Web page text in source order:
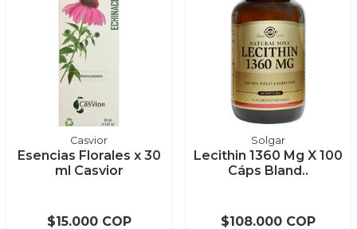
Casvior
Esencias Florales x 30
ml Casvior
$15.000 COP
Solgar
Lecithin 1360 Mg X 100
Cáps Bland..
$108.000 COP